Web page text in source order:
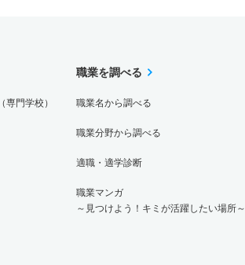
門学校）
職業を調べる
職業名から調べる
職業分野から調べる
適職・適学診断
職業マンガ
～見つけよう！キミが活躍したい場所～